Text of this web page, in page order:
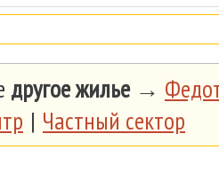
другое жилье→
| Частный сектор